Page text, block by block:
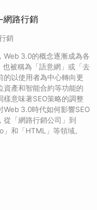
網路行銷
銷
Web 3.0的概念逐漸成為各
被稱為「語意網」或「去
的以使用者為中心轉向更
資產和智能合約等功能的
樣意味著SEO策略的調整
Web 3.0時代如何影響SEO
從「網路行銷公司」到
和「HTML」等領域。